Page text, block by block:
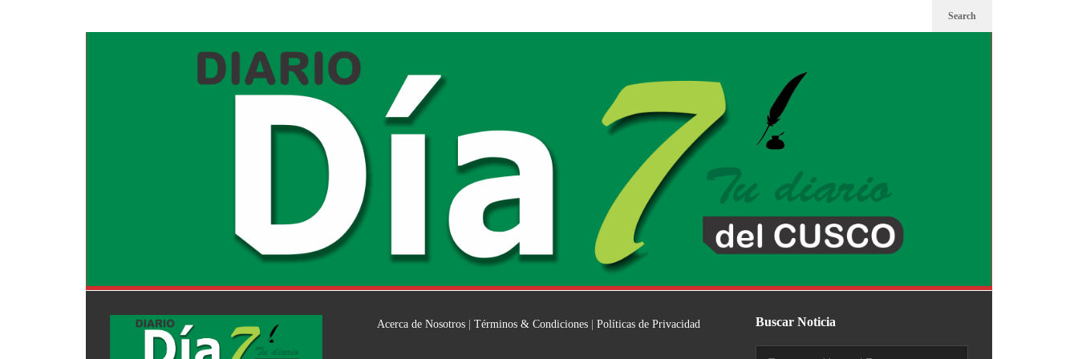
Search
Acerca de Nosotros |Términos & Condiciones |Políticas de Privacidad Buscar Noticia